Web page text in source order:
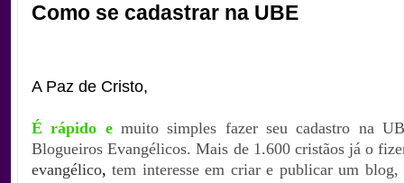
Como se cadastrar na UBE
A Paz de Cristo,
É rápido emuito simples fazer seu cadastro na
Blogueiros Evangélicos. Mais de 1.600cristãos já o
evangélico, tem interesse em criar e publicar um blog,